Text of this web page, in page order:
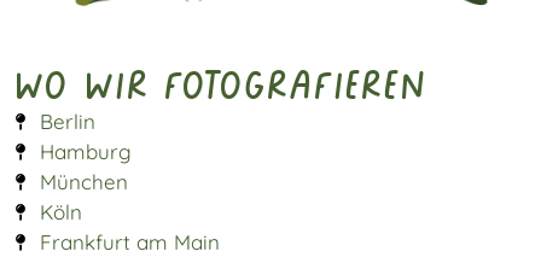
Wo wir fotografieren
Berlin
Hamburg
München
Köln
Frankfurt am Main